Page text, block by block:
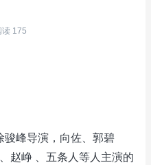
读 175
峰导演，向佐、郭碧
赵峥 、五条人等人主演的